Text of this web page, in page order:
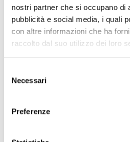
nostri partner che si occupano di
pubblicità e social media, i quali
con altre informazioni che ha
raccolto dal suo utilizzo dei loro
delNecessari
Preferenze
Dettagli:
Contatti